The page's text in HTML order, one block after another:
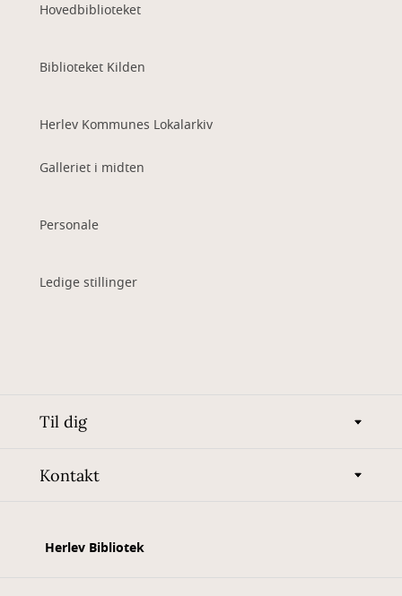
Hovedbiblioteket
Biblioteket Kilden
Herlev Kommunes Lokalarkiv
Galleriet i midten
Personale
Ledige stillinger
Til dig
Kontakt
Herlev Bibliotek